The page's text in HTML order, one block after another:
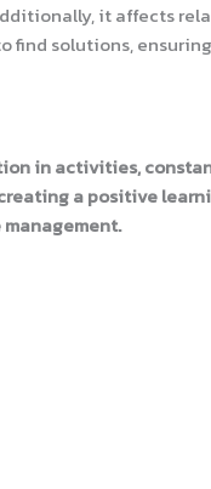
it affects
solutions,
in activities,
a positive